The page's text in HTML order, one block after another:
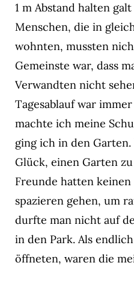
1 m Abstand halten
Menschen, die in
wohnten, mussten
Gemeinste war, dass
Verwandten nicht
Tagesablauf war
machte ich meine
ging ich in den
Glück, einen Garten
Freunde hatten
spazieren gehen, um
durfte man nicht auf
in den Park. Als
öffneten, waren die